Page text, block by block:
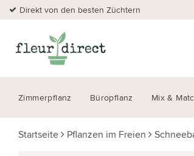
Direkt von den besten Züchtern
Zimmerpflanz Büropflanz Mix &
Startseite Pflanzen im Freien